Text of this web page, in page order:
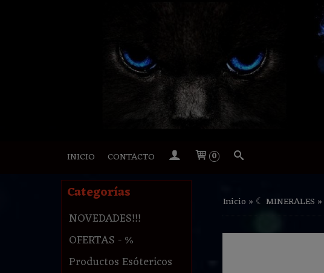
INICIO CONTACTO 0
Categorías
NOVEDADES!!!
OFERTAS - %
Productos Esótericos
Inicio » ☾ MINERALES »